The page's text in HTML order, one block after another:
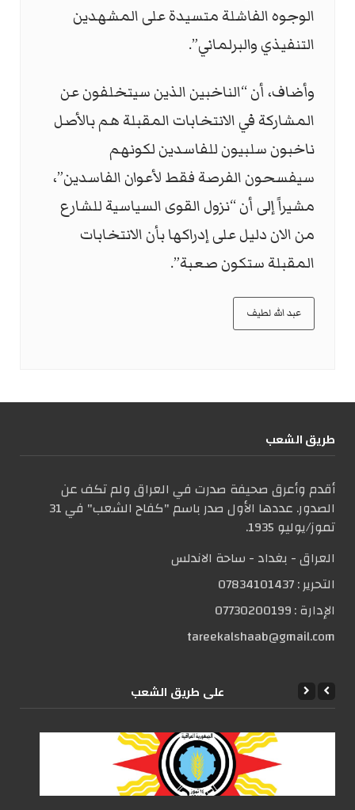
الوجوه الفاشلة متسيدة على المشهدين
‏التنفيذي والبرلماني”.‏
وأضاف، أن “الناخبين الذين سيتخلفون عن
المشاركة في الانتخابات ‏المقبلة هم بالأصل
ناخبون سلبيون للفاسدين لكونهم
سيفسحون الفرصة ‏فقط لأعوان الفاسدين”،
مشيراً إلى أن “نزول القوى السياسية للشارع
من ‏الان دليل على إدراكها بأن الانتخابات
المقبلة ستكون صعبة”.‏
عبد الله لطيف
طریق الشعب
أقدم وأعرق صحيفة صدرت في العراق ولم تكف عن
الصدور. عددها الأول صدر باسم "كفاح الشعب" في 31
تموز/يوليو 1935.
العراق - بغداد - ساحة الاندلس
التحریر :07834101437
الإدارة :07730200199
tareekalshaab@gmail.com
علی طریق الشعب